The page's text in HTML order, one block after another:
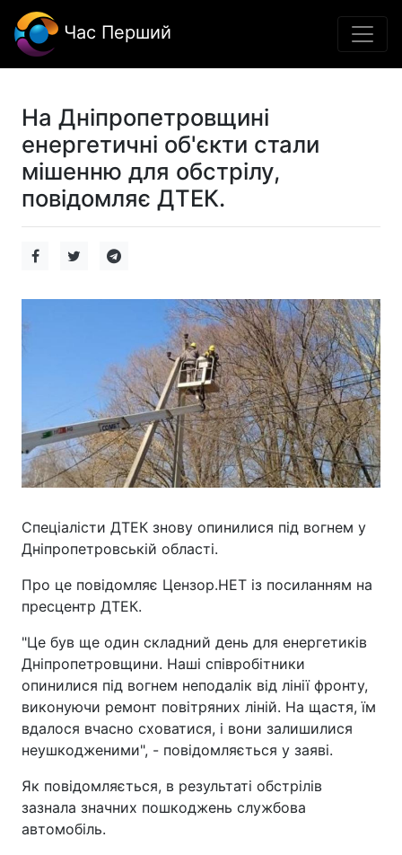
Час Перший
На Дніпропетровщині
енергетичні об'єкти стали
мішенню для обстрілу,
повідомляє ДТЕК.
Спеціалісти ДТЕК знову опинилися під вогнем у
Дніпропетровській області.
Про це повідомляє Цензор.НЕТ із посиланням на
пресцентр ДТЕК.
"Це був ще один складний день для енергетиків
Дніпропетровщини. Наші співробітники
опинилися під вогнем неподалік від лінії фронту,
виконуючи ремонт повітряних ліній. На щастя, їм
вдалося вчасно сховатися, і вони залишилися
неушкодженими", - повідомляється у заяві.
Як повідомляється, в результаті обстрілів
зазнала значних пошкоджень службова
автомобіль.